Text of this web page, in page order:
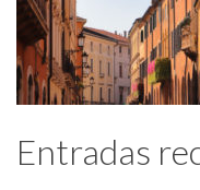
Entradas